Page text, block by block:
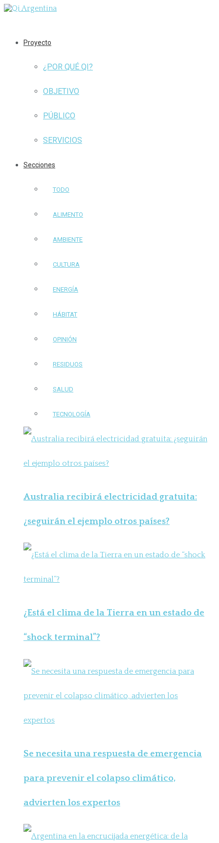
Proyecto
¿POR QUÉ QI?
OBJETIVO
PÚBLICO
SERVICIOS
Secciones
TODO
ALIMENTO
AMBIENTE
CULTURA
ENERGÍA
HÁBITAT
OPINIÓN
RESIDUOS
SALUD
TECNOLOGÍA
Australia recibirá electricidad gratuita:
¿seguirán el ejemplo otros países?
¿Está el clima de la Tierra en un estado de
“shock terminal”?
Se necesita una respuesta de emergencia
para prevenir el colapso climático,
advierten los expertos